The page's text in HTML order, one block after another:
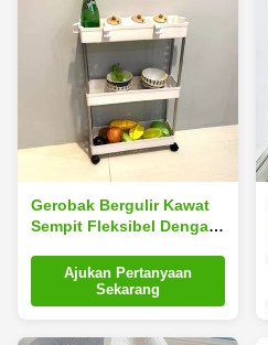
Gerobak Bergulir Kawat
Sempit Fleksibel Dengan
Penyimpanan Peralatan
Makan Portabel
Ajukan Pertanyaan
Sekarang